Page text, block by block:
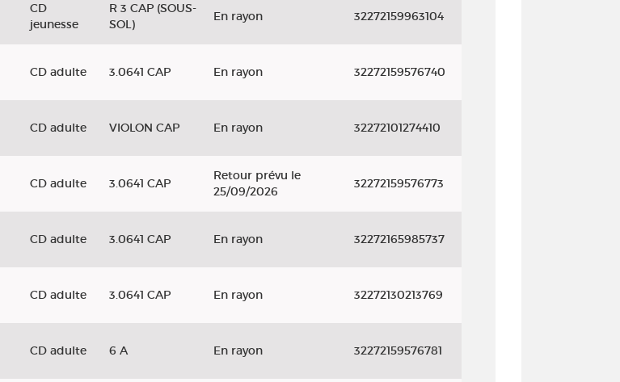
CD
jeunesse
R 3 CAP (SOUS-
SOL)
En rayon 32272159963104
CD adulte 3.0641 CAP En rayon 32272159576740
CD adulte VIOLON CAP En rayon 32272101274410
CD adulte 3.0641 CAP
Retour prévu le
25/09/2026
32272159576773
CD adulte 3.0641 CAP En rayon 32272165985737
CD adulte 3.0641 CAP En rayon 32272130213769
CD adulte 6 A En rayon 32272159576781